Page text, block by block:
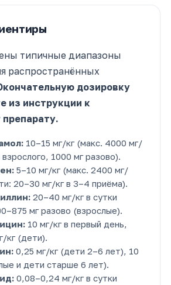
типичные диапазоны
распространённых
дозировку
из инструкции к
10–15 мг/кг (макс. 4000 мг/
1000 мг разово).
5–10 мг/кг (макс. 2400 мг/
20–30 мг/кг в 3–4 приёма).
20–40 мг/кг в сутки
мг разово (взрослые).
10 мг/кг в первый день,
кг (дети).
0,25 мг/кг (дети 2–6 лет), 10
и дети старше 6 лет).
0,08–0,24 мг/кг в сутки